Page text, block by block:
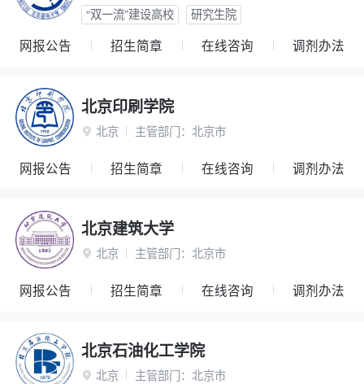
“双一流”建设高校
研究生院
网报公告 招生简章 在线咨询 调剂办法
北京印刷学院
 北京 主管部门： 北京市
网报公告 招生简章 在线咨询 调剂办法
北京建筑大学
 北京 主管部门： 北京市
网报公告 招生简章 在线咨询 调剂办法
北京石油化工学院
 北京 主管部门： 北京市